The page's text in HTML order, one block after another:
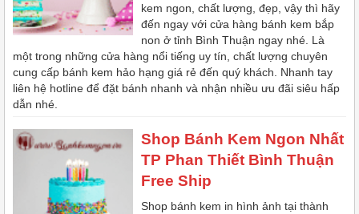
kem ngon, chất lượng, đẹp, vậy thì hãy
đến ngay với cửa hàng bánh kem bắp
non ở tỉnh Bình Thuận ngay nhé. Là
một trong những cửa hàng nổi tiếng uy tín, chất lượng chuyên
cung cấp bánh kem hảo hạng giá rẻ đến quý khách. Nhanh tay
liên hệ hotline để đặt bánh nhanh và nhận nhiều ưu đãi siêu hấp
dẫn nhé.
Shop Bánh Kem Ngon Nhất
TP Phan Thiết Bình Thuận
Free Ship
Shop bánh kem in hình ảnh tại thành